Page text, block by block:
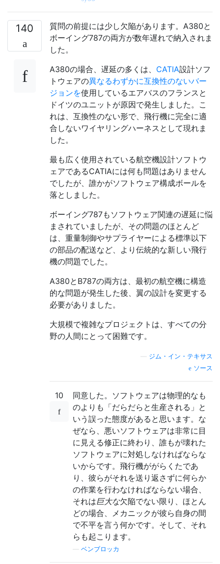
140
質問の前提には少し欠陥があります。A380と
ボーイング787の両方が数年遅れで納入されま
した。
A380の場合、遅延の多くは、 CATIA設計ソフ
トウェアの異なるわずかに互換性のないバー
ジョンを使用しているエアバスのフランスと
ドイツのユニットが原因で発生しました。こ
れは、互換性のない形で、飛行機に完全に適
合しないワイヤリングハーネスとして現れま
した。
最も広く使用されている航空機設計ソフトウ
ェアであるCATIAには何も問題はありません
でしたが、誰かがソフトウェア構成ボールを
落としました。
ボーイング787もソフトウェア関連の遅延に悩
まされていましたが、その問題のほとんど
は、重量制御やサプライヤーによる標準以下
の部品の配送など、より伝統的な新しい飛行
機の問題でした。
A380とB787の両方は、最初の航空機に構造
的な問題が発生した後、翼の設計を変更する
必要がありました。
大規模で複雑なプロジェクトは、すべての分
野の人間にとって困難です。
ジム・イン・テキサス
ソース
10
同意した。ソフトウェアは物理的なも
のよりも「だらだらと生産される」と
いう誤った態度があると思います。な
ぜなら、悪いソフトウェアは非常に目
に見える修正に終わり、誰もが壊れた
ソフトウェアに対処しなければならな
いからです。飛行機ががらくたであ
り、彼らがそれを送り返さずに何らか
の作業を行わなければならない場合、
それは巨大な欠陥でない限り、ほとん
どの場合、メカニックが彼ら自身の間
で不平を言う何かです。そして、それ
らも起こります。
ベンブロッカ